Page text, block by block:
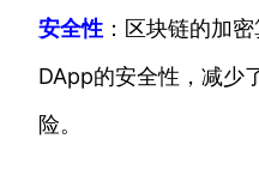
安全性 ：区块链的加
DApp的安全性，减少
险。